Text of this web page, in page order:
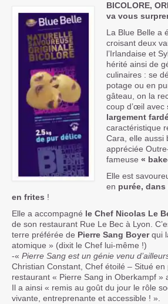
BICOLORE,
va vous
La Blue Belle a
croisant deux
l’Irlandaise et
hérité ainsi de
culinaires : se
potage ou en
gâteau, on la
coup d’œil avec
largement
caractéristique
Cara, elle aussi
appréciée
fameuse «
Elle est
en purée,
en frites !
Elle a accompagné le Chef Nicolas Le
de son restaurant Rue Le Bec à Lyon.
terre préférée de Pierre Sang Boyerqui
atomique » (dixit le Chef lui-même !)
-« Pierre Sang est un génie venu
Christian Constant, Chef étoilé – Situé
restaurant « Pierre Sang in Oberkampf »
Il a ainsi « remis au goût du jour le rôle
vivante, entreprenante et accessible ! ».